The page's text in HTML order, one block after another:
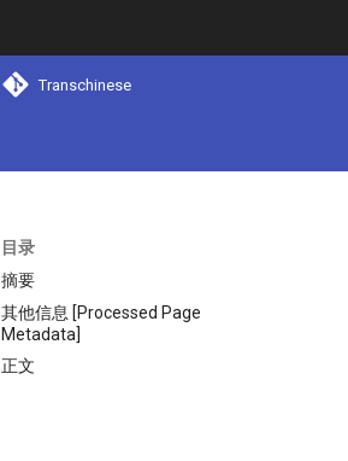
Transchinese
目录
摘要
其他信息 [Processed Page
Metadata]
正文